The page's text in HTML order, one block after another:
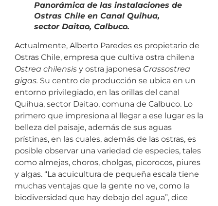
Panorámica de las instalaciones de
Ostras Chile en Canal Quihua,
sector Daitao, Calbuco.
Actualmente, Alberto Paredes es propietario de
Ostras Chile, empresa que cultiva ostra chilena
Ostrea chilensis y ostra japonesa Crassostrea
gigas. Su centro de producción se ubica en un
entorno privilegiado, en las orillas del canal
Quihua, sector Daitao, comuna de Calbuco. Lo
primero que impresiona al llegar a ese lugar es la
belleza del paisaje, además de sus aguas
prístinas, en las cuales, además de las ostras, es
posible observar una variedad de especies, tales
como almejas, choros, cholgas, picorocos, piures
y algas. “La acuicultura de pequeña escala tiene
muchas ventajas que la gente no ve, como la
biodiversidad que hay debajo del agua”, dice